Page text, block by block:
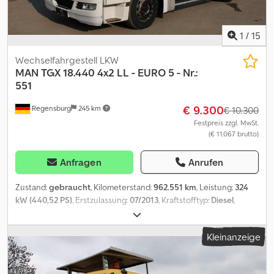
unserer Partnerwerkstätten! Fahrzeug kann mit Werbung
beklebt und/oder beschriftet sein. Es gelten unsere allgemeinen
Liefer- und Zahlungsbedingungen.
1 / 15
Regensburg 245 km
Wechselfahrgestell LKW
MAN TGX 18.440 4x2 LL - EURO 5 - Nr.:
551
€ 9.300€ 10.300
Festpreis zzgl. MwSt.
(€ 11.067 brutto)
Anfragen Anrufen
Zustand:gebraucht, Kilometerstand:962.551 km, Leistung: 324
kW (440,52 PS), Erstzulassung:07/2013, Kraftstofftyp: Diesel,
, Achsen-Konfiguration:
Bremsen:Retarder, Farbe:Weiß, Getriebetyp:Automatisch,
Emissionsklasse:Euro5 , Ausstattung:ABS, Klimaanlage,
Standheizung
, Fahrzeug-Ident-Nr.: WMA10XZZ8DM628551
Laufleistung: 962.551 km - Betriebsstunden: 17.216 h Eigengewicht:
Kleinanzeige